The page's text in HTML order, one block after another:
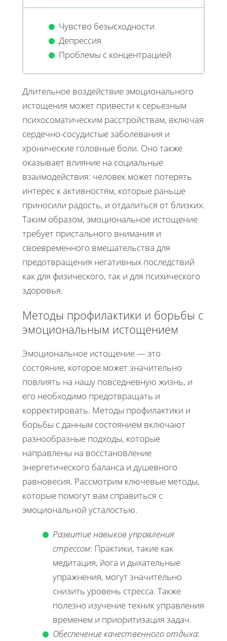
Чувство безысходности
Депрессия
Проблемы с концентрацией
Длительное воздействие эмоционального
истощения может привести к серьезным
психосоматическим расстройствам, включая
сердечно-сосудистые заболевания и
хронические головные боли. Оно также
оказывает влияние на социальные
взаимодействия: человек может потерять
интерес к активностям, которые раньше
приносили радость, и отдалиться от близких.
Таким образом, эмоциональное истощение
требует пристального внимания и
своевременного вмешательства для
предотвращения негативных последствий
как для физического, так и для психического
здоровья.
Методы профилактики и борьбы с
эмоциональным истощением
Эмоциональное истощение — это
состояние, которое может значительно
повлиять на нашу повседневную жизнь, и
его необходимо предотвращать и
корректировать. Методы профилактики и
борьбы с данным состоянием включают
разнообразные подходы, которые
направлены на восстановление
энергетического баланса и душевного
равновесия. Рассмотрим ключевые методы,
которые помогут вам справиться с
эмоциональной усталостью.
Развитие навыков управления
стрессом: Практики, такие как
медитация, йога и дыхательные
упражнения, могут значительно
снизить уровень стресса. Также
полезно изучение техник управления
временем и приоритизация задач.
Обеспечение качественного отдыха: